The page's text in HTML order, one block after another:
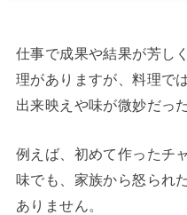
仕事で成果や結果が芳し
理がありますが、料理で
出来映えや味が微妙だっ
例えば、初めて作ったチ
味でも、家族から怒られ
ありません。